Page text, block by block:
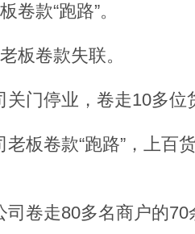
卷款“跑路”。
板卷款失联。
关门停业，卷走10多位
板卷款“跑路”，上百
司卷走80多名商户的70